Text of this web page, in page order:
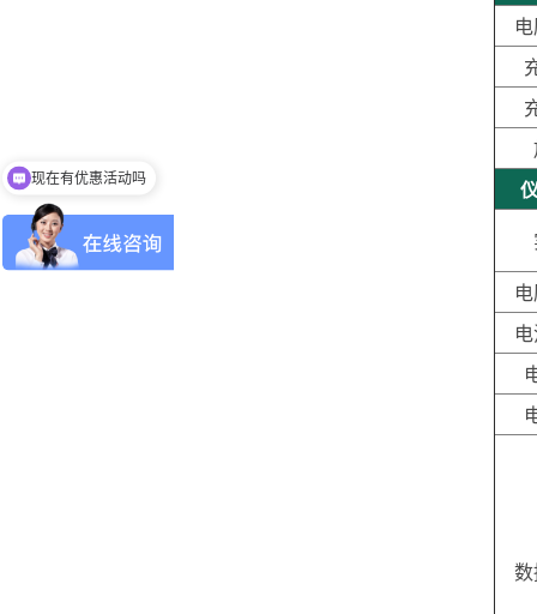
仪
数
现在有优惠活动吗